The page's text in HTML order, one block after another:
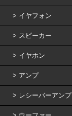
イヤフォン
スピーカー
イヤホン
アンプ
レシーバーアンプ